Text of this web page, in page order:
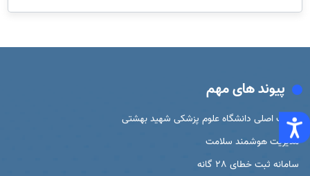
پیوند های مهم
سایت اصلی دانشگاه علوم پزشکی شهید بهشتی
مدیریت هوشمند سلامت
سامانه ثبت خطای 28 گانه